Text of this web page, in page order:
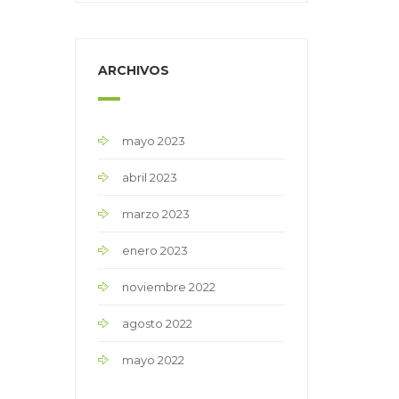
ARCHIVOS
mayo 2023
abril 2023
marzo 2023
enero 2023
noviembre 2022
agosto 2022
mayo 2022